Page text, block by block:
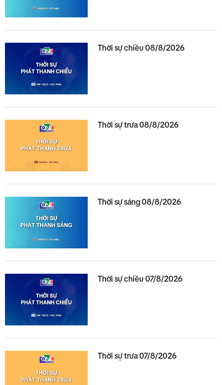
Thời sự chiều 08/8/2026
Thời sự trưa 08/8/2026
Thời sự sáng 08/8/2026
Thời sự chiều 07/8/2026
Thời sự trưa 07/8/2026